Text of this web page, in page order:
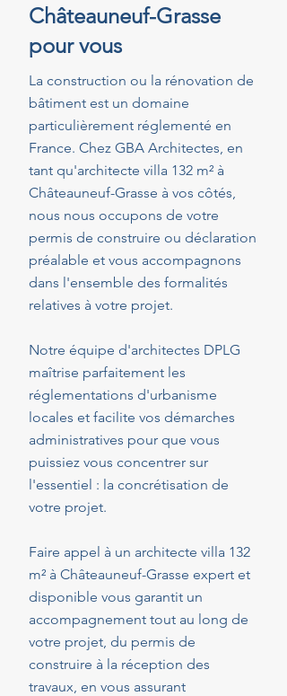
Châteauneuf-Grasse
pour vous
La construction ou la rénovation de
bâtiment est un domaine
particulièrement réglementé en
France. Chez GBA Architectes, en
tant qu'architecte villa 132 m² à
Châteauneuf-Grasse à vos côtés,
nous nous occupons de votre
permis de construire ou déclaration
préalable et vous accompagnons
dans l'ensemble des formalités
relatives à votre projet.
Notre équipe d'architectes DPLG
maîtrise parfaitement les
réglementations d'urbanisme
locales et facilite vos démarches
administratives pour que vous
puissiez vous concentrer sur
l'essentiel : la concrétisation de
votre projet.
Faire appel à un architecte villa 132
m² à Châteauneuf-Grasse expert et
disponible vous garantit un
accompagnement tout au long de
votre projet, du permis de
construire à la réception des
travaux, en vous assurant